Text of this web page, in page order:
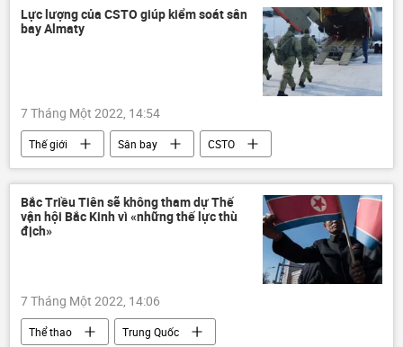
công nghệ
Kinh tế
Phạm Nhật Vượng
Lực lượng của CSTO giúp kiểm soát sân
bay Almaty
7 Tháng Một 2022, 14:54
Thế giới Sân bay
CSTO
Bạo loạn ở Kazakhstan
Bắc Triều Tiên sẽ không tham dự Thế
vận hội Bắc Kinh vì «những thế lực thù
địch»
7 Tháng Một 2022, 14:06
Thể thao
Trung Quốc